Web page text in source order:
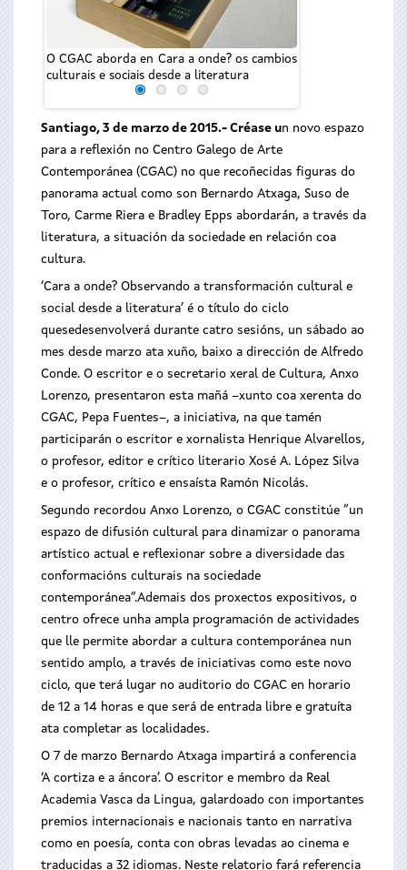
O CGAC aborda en Cara a onde? os cambios
culturais e sociais desde a literatura
Santiago, 3 de marzo de 2015.- Créase un novo espazo
para a reflexión no Centro Galego de Arte
Contemporánea (CGAC) no que recoñecidas figuras do
panorama actual como son Bernardo Atxaga, Suso de
Toro, Carme Riera e Bradley Epps abordarán, a través da
literatura, a situación da sociedade en relación coa
cultura.
‘Cara a onde? Observando a transformación cultural e
social desde a literatura’ é o título do ciclo
quesedesenvolverá durante catro sesións, un sábado ao
mes desde marzo ata xuño, baixo a dirección de Alfredo
Conde. O escritor e o secretario xeral de Cultura, Anxo
Lorenzo, presentaron esta mañá –xunto coa xerenta do
CGAC, Pepa Fuentes–, a iniciativa, na que tamén
participarán o escritor e xornalista Henrique Alvarellos,
o profesor, editor e crítico literario Xosé A. López Silva
e o profesor, crítico e ensaísta Ramón Nicolás.
Segundo recordou Anxo Lorenzo, o CGAC constitúe “un
espazo de difusión cultural para dinamizar o panorama
artístico actual e reflexionar sobre a diversidade das
conformacións culturais na sociedade
contemporánea”.Ademais dos proxectos expositivos, o
centro ofrece unha ampla programación de actividades
que lle permite abordar a cultura contemporánea nun
sentido amplo, a través de iniciativas como este novo
ciclo, que terá lugar no auditorio do CGAC en horario
de 12 a 14 horas e que será de entrada libre e gratuíta
ata completar as localidades.
O 7 de marzo Bernardo Atxaga impartirá a conferencia
‘A cortiza e a áncora’. O escritor e membro da Real
Academia Vasca da Lingua, galardoado con importantes
premios internacionais e nacionais tanto en narrativa
como en poesía, conta con obras levadas ao cinema e
traducidas a 32 idiomas. Neste relatorio fará referencia